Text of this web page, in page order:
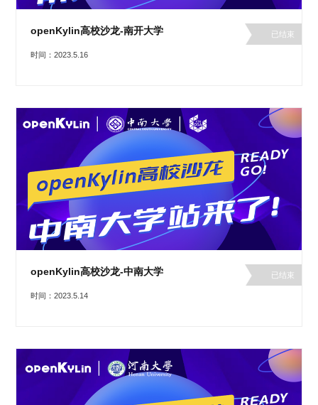
openKylin高校沙龙-南开大学
时间：2023.5.16
已结束
openKylin高校沙龙-中南大学
时间：2023.5.14
已结束